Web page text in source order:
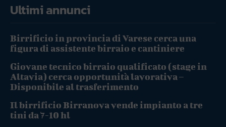
Ultimi annunci
Birrificio in provincia di Varese cerca una
figura di assistente birraio e cantiniere
Giovane tecnico birraio qualificato (stage in
Altavia) cerca opportunità lavorativa –
Disponibile al trasferimento
Il birrificio Birranova vende impianto a tre
tini da 7-10 hl